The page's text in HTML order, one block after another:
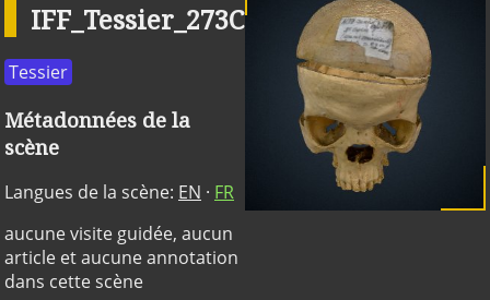
IFF_Tessier_273C5_Crane Publique
Tessier
Métadonnées de la
scène
Langues de la scène: EN · FR
aucune visite guidée, aucun
article et aucune annotation
dans cette scène